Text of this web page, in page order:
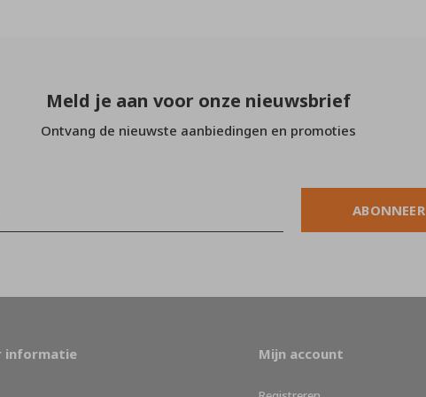
Meld je aan voor onze nieuwsbrief
Ontvang de nieuwste aanbiedingen en promoties
ABONNEER
informatie Mijn account